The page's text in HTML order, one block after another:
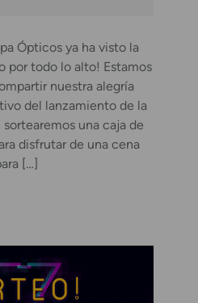
Ópticos ya ha visto la
por todo lo alto! Estamos
nuestra alegría
del lanzamiento de la
una caja de
disfrutar de una cena
[…]